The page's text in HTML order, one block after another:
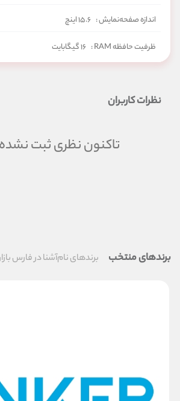
اندازه صفحه‌نمایش : ۱۵.۶ اینچ
ظرفیت حافظه RAM : ۱۶ گیگابایت
سری پردازنده: Core i7نظرات کاربران
تاکنون نظری ثبت
برندهای منتخب برندهای نام‌آشنا در فارس